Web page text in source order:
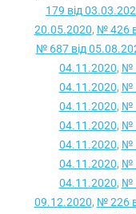
179 від
20.05.2020, № 426
№ 687 від
04.11.2020, №
04.11.2020, №
04.11.2020, №
04.11.2020, №
04.11.2020, №
04.11.2020, №
04.11.2020, №
09.12.2020, № 226